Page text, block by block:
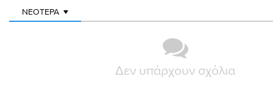
ΝΕΌΤΕΡΑ
Δεν υπάρχουν σχόλια